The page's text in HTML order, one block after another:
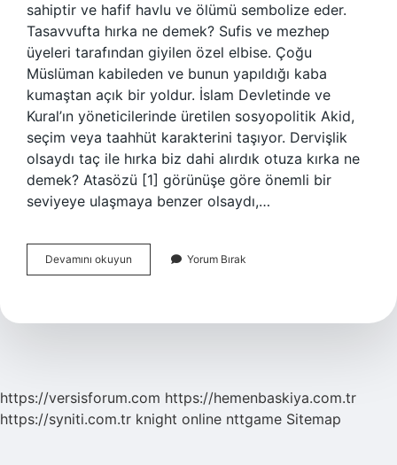
sahiptir ve hafif havlu ve ölümü sembolize eder.
Tasavvufta hırka ne demek? Sufis ve mezhep
üyeleri tarafından giyilen özel elbise. Çoğu
Müslüman kabileden ve bunun yapıldığı kaba
kumaştan açık bir yoldur. İslam Devletinde ve
Kural’ın yöneticilerinde üretilen sosyopolitik Akid,
seçim veya taahhüt karakterini taşıyor. Dervişlik
olsaydı taç ile hırka biz dahi alırdık otuza kırka ne
demek? Atasözü [1] görünüşe göre önemli bir
seviyeye ulaşmaya benzer olsaydı,…
Devamını okuyun Dervişlik
Hırkası
Yorum Bırak
https://versisforum.com https://hemenbaskiya.com.tr
https://syniti.com.tr knight online nttgame Sitemap